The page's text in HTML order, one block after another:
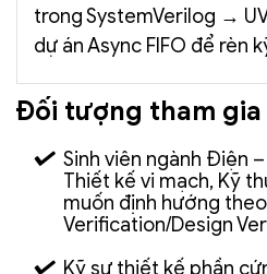
trong SystemVerilog →
dự án Async FIFO để rèn
Đối tượng tham gia
Sinh viên ngành Điện
Thiết kế vi mạch, Kỹ
muốn định hướng
Verification/Design
Kỹ sư thiết kế phần